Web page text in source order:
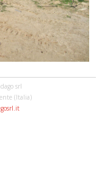
srl
(Italia)